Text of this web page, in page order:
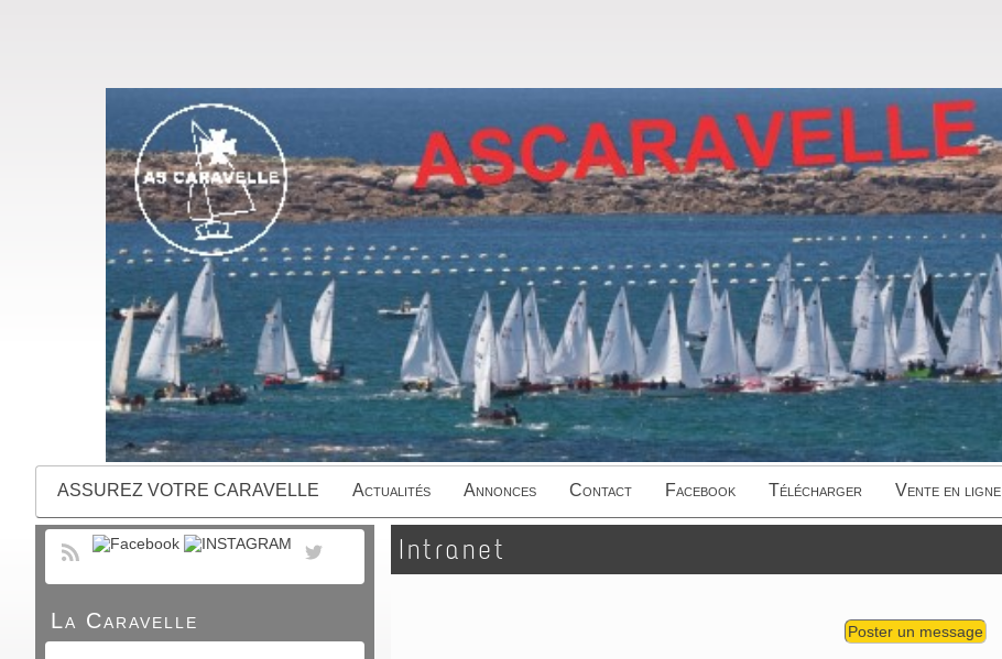
ASSUREZ VOTRE CARAVELLE Actualités Annonces Contact Facebook Télécharger Vente en ligne
La Caravelle
Intranet
Poster un message